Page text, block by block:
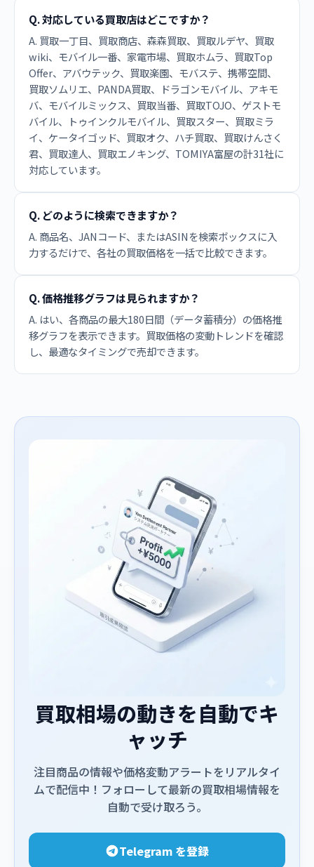
Q. 対応している買取店はどこですか？
A. 買取一丁目、買取商店、森森買取、買取ルデヤ、買取
wiki、モバイル一番、家電市場、買取ホムラ、買取Top
Offer、アバウテック、買取楽園、モバステ、携帯空間、
買取ソムリエ、PANDA買取、ドラゴンモバイル、アキモ
バ、モバイルミックス、買取当番、買取TOJO、ゲストモ
バイル、トゥインクルモバイル、買取スター、買取ミラ
イ、ケータイゴッド、買取オク、ハチ買取、買取けんさく
君、買取達人、買取エノキング、TOMIYA富屋の計31社に
対応しています。
Q. どのように検索できますか？
A. 商品名、JANコード、またはASINを検索ボックスに入
力するだけで、各社の買取価格を一括で比較できます。
Q. 価格推移グラフは見られますか？
A. はい、各商品の最大180日間（データ蓄積分）の価格推
移グラフを表示できます。買取価格の変動トレンドを確認
し、最適なタイミングで売却できます。
買取相場の動きを自動でキ
ャッチ
注目商品の情報や価格変動アラートをリアルタイ
ムで配信中！フォローして最新の買取相場情報を
自動で受け取ろう。
Telegram を登録